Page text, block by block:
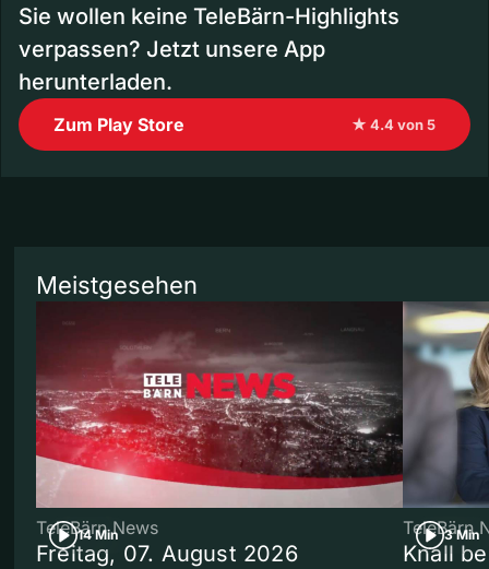
Sie wollen keine TeleBärn-Highlights
verpassen? Jetzt unsere App
herunterladen.
Zum Play Store ★ 4.4 von 5
Meistgesehen
14 Min
TeleBärn News
Freitag, 07. August 2026
3 Min
TeleBärn
Knall